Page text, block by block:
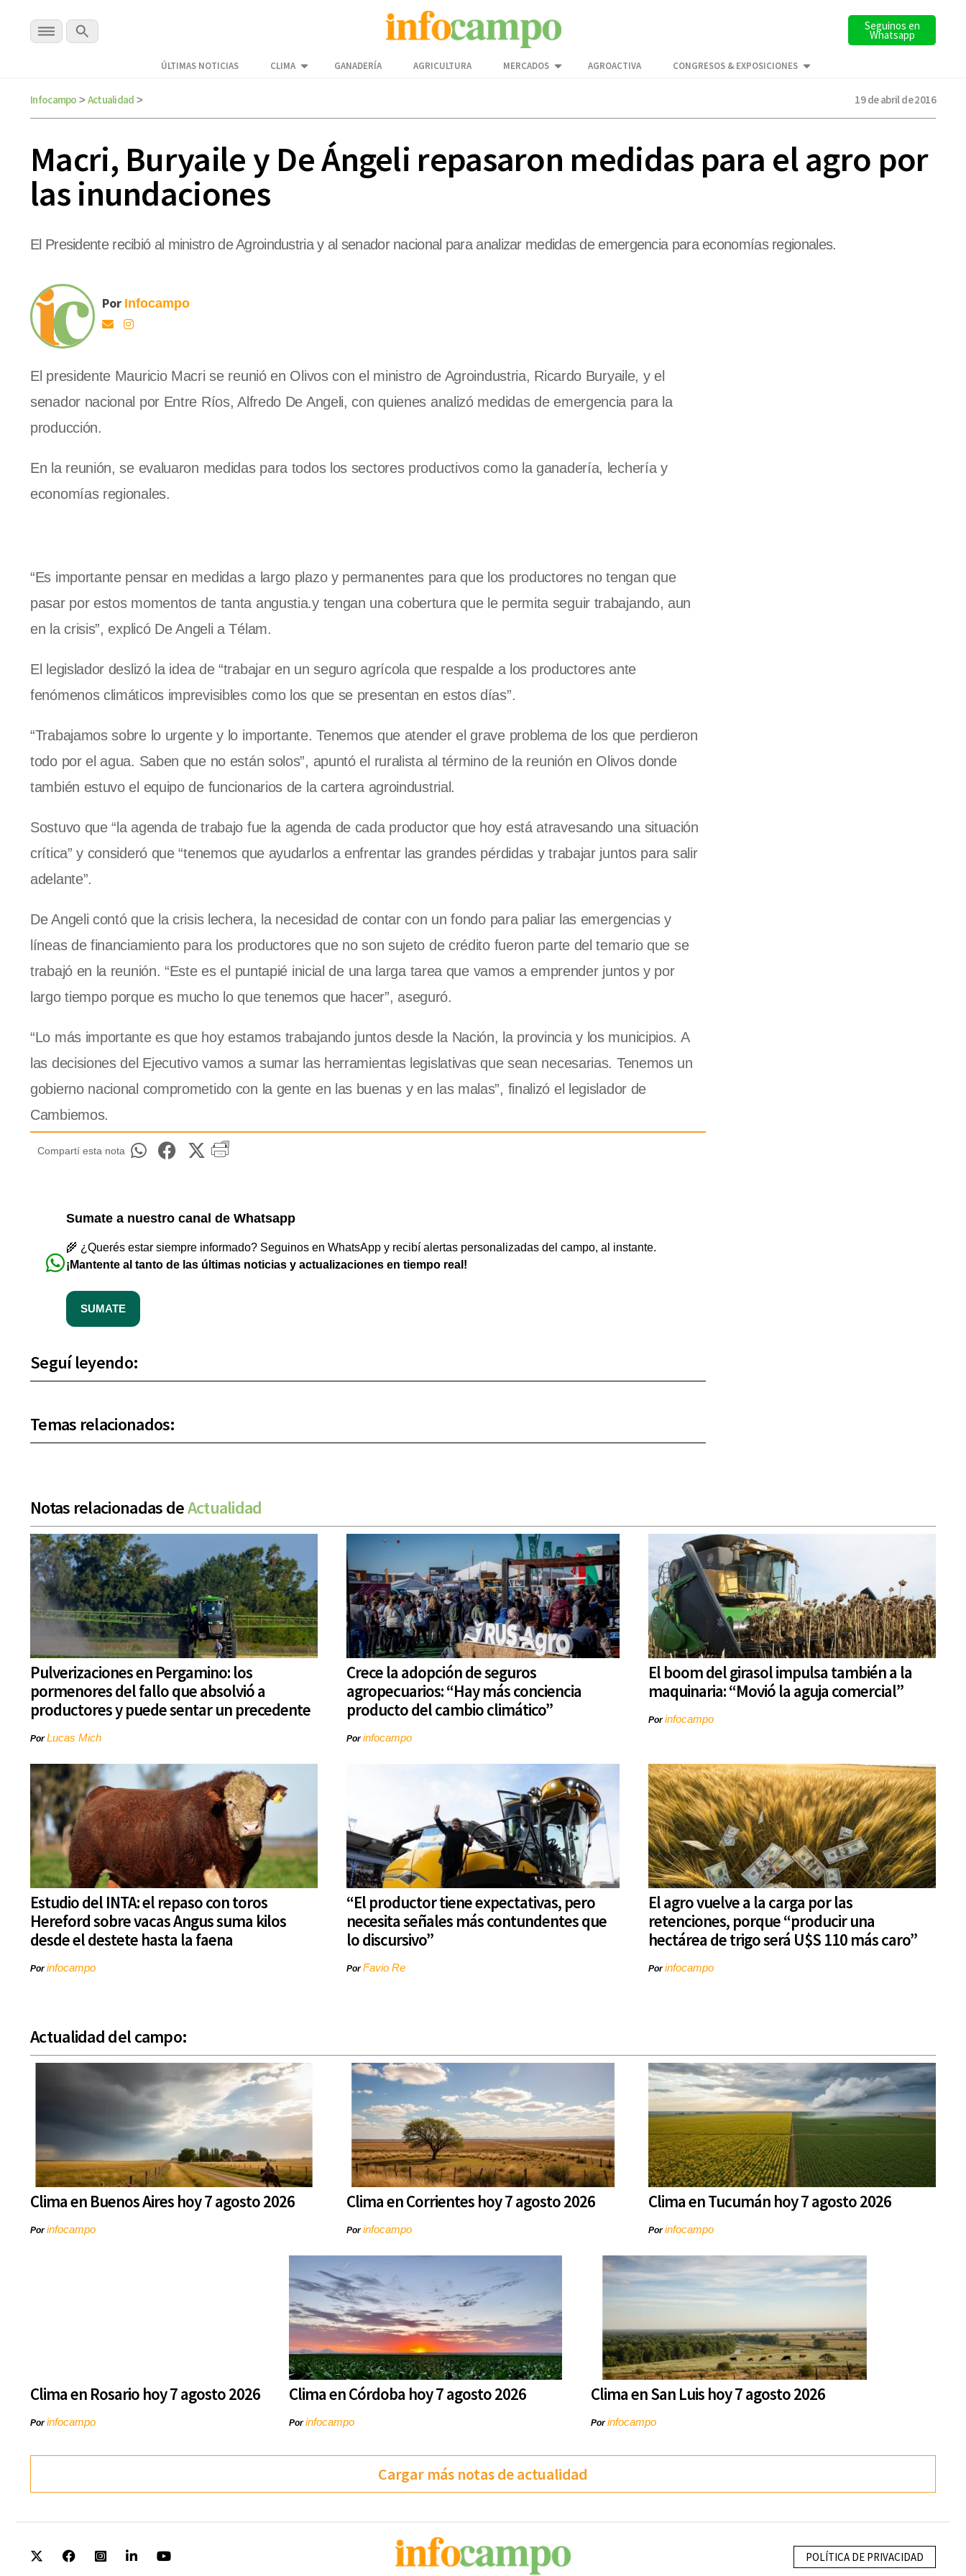
Seguinos en
Whatsapp
ÚLTIMAS NOTICIAS CLIMA GANADERÍA AGRICULTURA MERCADOS AGROACTIVA CONGRESOS & EXPOSICIONES
Infocampo > Actualidad > 19 de abril de 2016
Macri, Buryaile y De Ángeli repasaron medidas para el agro por
las inundaciones
El Presidente recibió al ministro de Agroindustria y al senador nacional para analizar medidas de emergencia para economías regionales.
Por Infocampo
El presidente Mauricio Macri se reunió en Olivos con el ministro de Agroindustria, Ricardo Buryaile, y el
senador nacional por Entre Ríos, Alfredo De Angeli, con quienes analizó medidas de emergencia para la
producción.
En la reunión, se evaluaron medidas para todos los sectores productivos como la ganadería, lechería y
economías regionales.
“Es importante pensar en medidas a largo plazo y permanentes para que los productores no tengan que
pasar por estos momentos de tanta angustia.y tengan una cobertura que le permita seguir trabajando, aun
en la crisis”, explicó De Angeli a Télam.
El legislador deslizó la idea de “trabajar en un seguro agrícola que respalde a los productores ante
fenómenos climáticos imprevisibles como los que se presentan en estos días”.
“Trabajamos sobre lo urgente y lo importante. Tenemos que atender el grave problema de los que perdieron
todo por el agua. Saben que no están solos”, apuntó el ruralista al término de la reunión en Olivos donde
también estuvo el equipo de funcionarios de la cartera agroindustrial.
Sostuvo que “la agenda de trabajo fue la agenda de cada productor que hoy está atravesando una situación
crítica” y consideró que “tenemos que ayudarlos a enfrentar las grandes pérdidas y trabajar juntos para salir
adelante”.
De Angeli contó que la crisis lechera, la necesidad de contar con un fondo para paliar las emergencias y
líneas de financiamiento para los productores que no son sujeto de crédito fueron parte del temario que se
trabajó en la reunión. “Este es el puntapié inicial de una larga tarea que vamos a emprender juntos y por
largo tiempo porque es mucho lo que tenemos que hacer”, aseguró.
“Lo más importante es que hoy estamos trabajando juntos desde la Nación, la provincia y los municipios. A
las decisiones del Ejecutivo vamos a sumar las herramientas legislativas que sean necesarias. Tenemos un
gobierno nacional comprometido con la gente en las buenas y en las malas”, finalizó el legislador de
Cambiemos.
Compartí esta nota
Sumate a nuestro canal de Whatsapp
🌾 ¿Querés estar siempre informado? Seguinos en WhatsApp y recibí alertas personalizadas del campo, al instante.
¡Mantente al tanto de las últimas noticias y actualizaciones en tiempo real!
SUMATE
Seguí leyendo:
Temas relacionados:
Notas relacionadas deActualidad
Pulverizaciones en Pergamino: los
pormenores del fallo que absolvió a
productores y puede sentar un precedente
PorLucas Mich
Crece la adopción de seguros
agropecuarios: “Hay más conciencia
producto del cambio climático”
Porinfocampo
El boom del girasol impulsa también a la
maquinaria: “Movió la aguja comercial”
Porinfocampo
Estudio del INTA: el repaso con toros
Hereford sobre vacas Angus suma kilos
desde el destete hasta la faena
Porinfocampo
“El productor tiene expectativas, pero
necesita señales más contundentes que
lo discursivo”
PorFavio Re
El agro vuelve a la carga por las
retenciones, porque “producir una
hectárea de trigo será U$S 110 más caro”
Porinfocampo
Actualidad del campo:
Clima en Buenos Aires hoy 7 agosto 2026
Porinfocampo
Clima en Corrientes hoy 7 agosto 2026
Porinfocampo
Clima en Tucumán hoy 7 agosto 2026
Porinfocampo
Clima en Rosario hoy 7 agosto 2026
Porinfocampo
Clima en Córdoba hoy 7 agosto 2026
Porinfocampo
Clima en San Luis hoy 7 agosto 2026
Porinfocampo
Cargar más notas de actualidad
POLÍTICA DE PRIVACIDAD